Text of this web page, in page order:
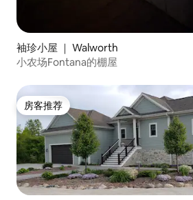
袖珍小屋 ｜ Walworth
小农场Fontana的棚屋
房客推荐
房客推荐